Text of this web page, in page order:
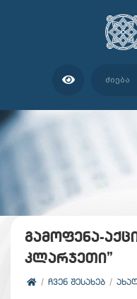
გამოფენა-
კლარჯეთი”
ᲩᲕᲔᲜ ᲨᲔᲡᲐᲮᲔᲑ